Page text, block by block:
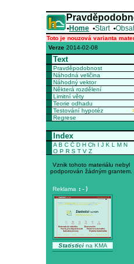
•Home •Start •
Toto je nouzová varianta
Verze 2014-02-08
Text
Pravděpodobnost
Náhodná veličina
Náhodný vektor
Některá rozdělení
Limitní věty
Teorie odhadu
Testování hypotéz
Regrese
Index
A B C Č D H Ch I J K L M N
O P R S T V Z
Vznik tohoto materiálu nebyl
podporován žádným grantem.
Reklama :-)
Statisticina KMA